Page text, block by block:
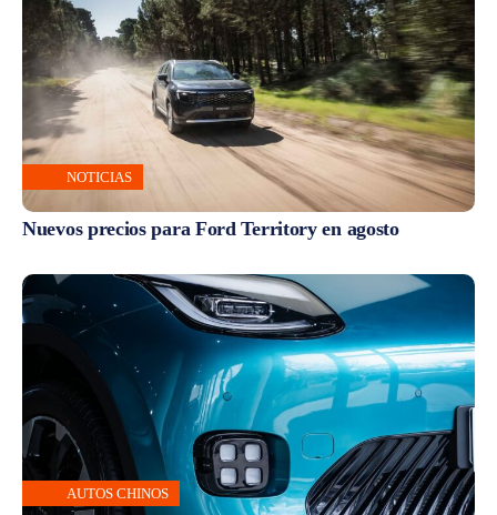
NOTICIAS
Nuevos precios para Ford Territory en agosto
AUTOS CHINOS